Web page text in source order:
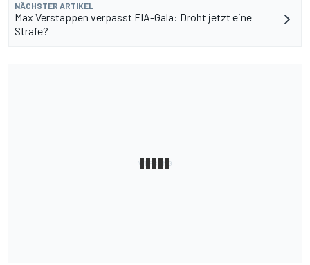
NÄCHSTER ARTIKEL
Max Verstappen verpasst FIA-Gala: Droht jetzt eine
Strafe?